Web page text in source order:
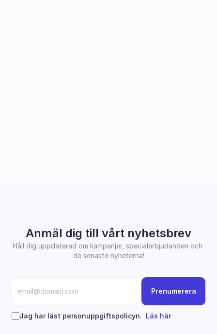
Anmäl dig till vårt nyhetsbrev
Håll dig uppdaterad om kampanjer, specialerbjudanden och
de senaste nyheterna!
Prenumerera
Jag har läst personuppgiftspolicyn. Läs här